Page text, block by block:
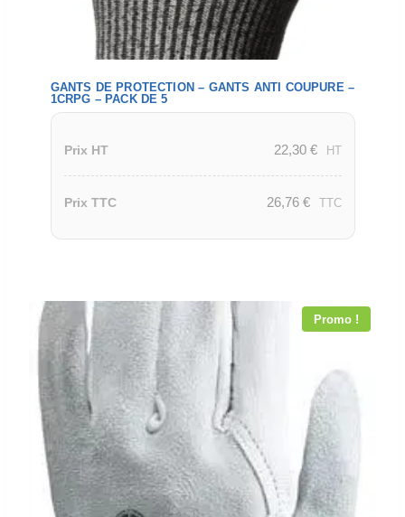
GANTS DE PROTECTION – GANTS ANTI COUPURE –
1CRPG – PACK DE 5
Prix HT 22,30 € HT
Prix TTC 26,76 € TTC
Promo !